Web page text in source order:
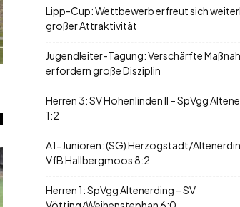
Lipp-Cup: Wettbewerb erfreut sich
großer Attraktivität
Jugendleiter-Tagung: Verschärfte
erfordern große Disziplin
Herren 3: SV Hohenlinden II – SpVgg
1:2
A1-Junioren: (SG) Herzogstadt/
VfB Hallbergmoos 8:2
Herren 1: SpVgg Altenerding – SV